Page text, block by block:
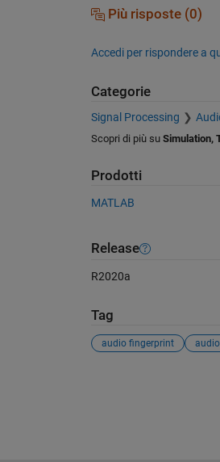
Più risposte (0)
Accedi per rispondere a
Categorie
Signal Processing
Scopri di più su Simulation,
Prodotti
MATLAB
Release
R2020a
Tag
audio fingerprint audio